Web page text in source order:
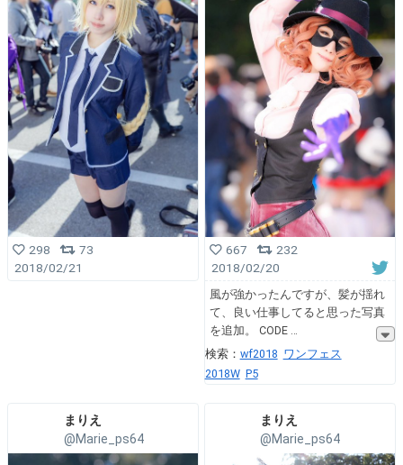
298
73
2018/02/21
667
232
2018/02/20
風が強かったんですが、髪が揺れ
て、良い仕事してると思った写真
を追加。 CODE
検索： wf2018 ワンフェス
2018W P5
まりえ
@Marie_ps64
まりえ
@Marie_ps64